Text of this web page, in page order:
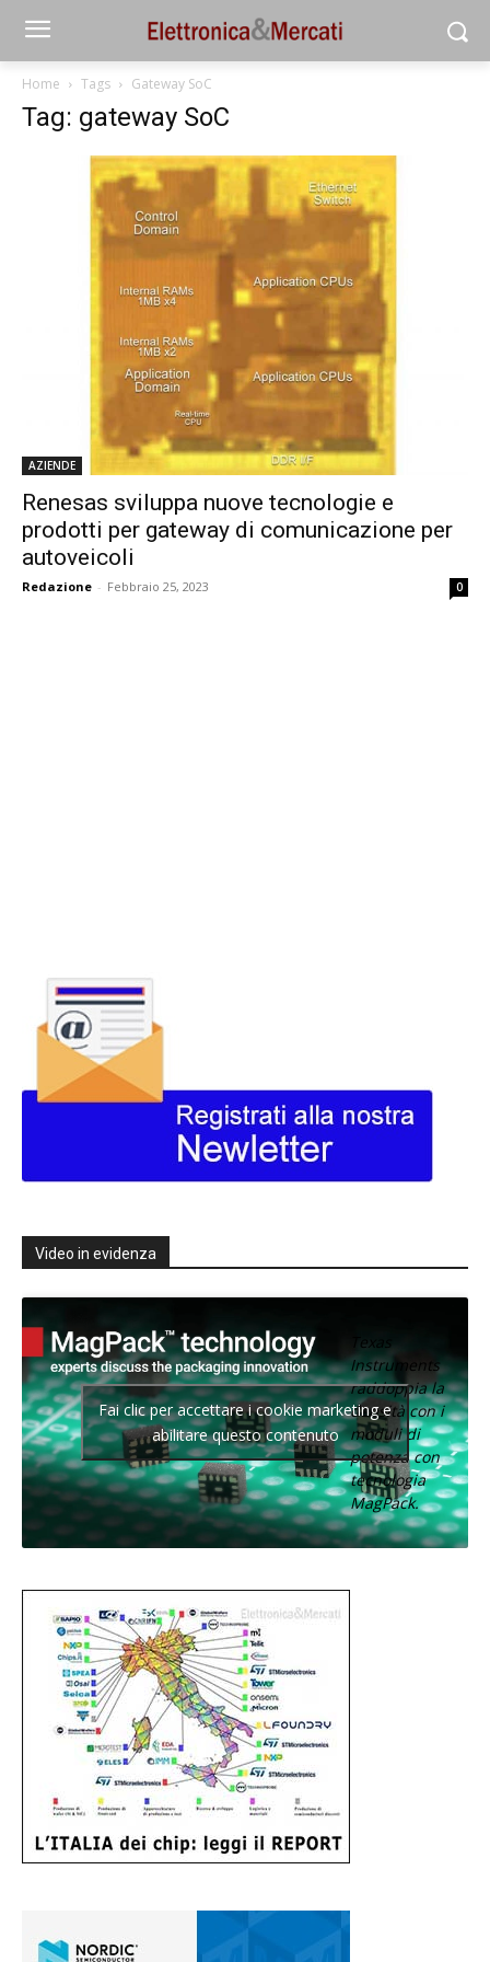
Home Tags Gateway SoC
Tag: gateway SoC
AZIENDE
Renesas sviluppa nuove tecnologie e
prodotti per gateway di comunicazione per
autoveicoli
Redazione - Febbraio 25, 2023 0
Video in evidenza
Texas
Instruments
raddoppia la
densità con i
moduli di
potenza con
tecnologia
MagPack.
Fai clic per accettare i cookie marketing e
abilitare questo contenuto